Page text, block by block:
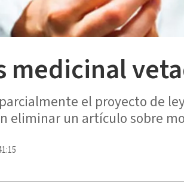
medicinal
el proyecto de
eliminar un artículo sobre